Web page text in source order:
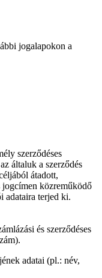
jogalapokon a
szerződéses
általuk a szerződés
átadott,
közreműködő
adataira terjed ki.
és szerződéses
adatai (pl.: név,